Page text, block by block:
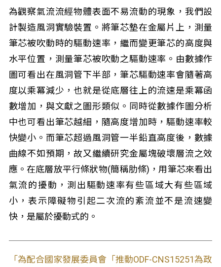
為觀察氣流流經物體表面不易流動的現象，我們設
計製造風洞實驗裝置。將筆芯墊在金屬片上，測量
筆芯被吹動時的驅動速率，繼而變更筆芯的高度與
水平位置，測量筆芯被吹動之驅動速率。由數據作
圖可看出在風洞管下半部，筆芯驅動速率會隨著高
度以乘冪減少，也就是從底層往上的流速是乘冪函
數增加，與文獻之圖形類似。同時從數據作圖分析
中也可看出筆芯越細，隨高度增加時，驅動速率較
快變小。而筆芯超過風洞管一半鉛直高度後，數據
曲線不如預期，故又繼續研究金屬塊破壞層流之效
應。在底層放平行條狀物(簡稱肋條)，用筆芯來看出
氣流的擾動，測出驅動速率有些區域大有些區域
小，表示障礙物引起二次流的紊流並不是流速變
快，是屬於擾動式的。
「為配合國家發展委員會「推動ODF-CNS15251為政